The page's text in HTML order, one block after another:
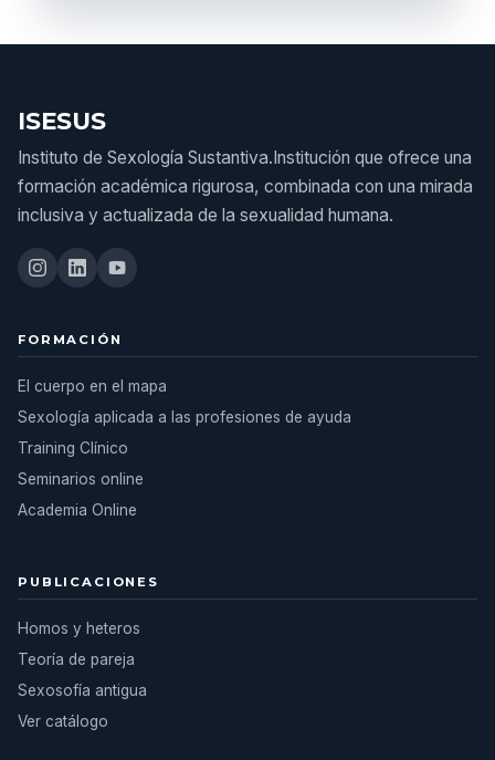
ISESUS
Instituto de Sexología Sustantiva.Institución que ofrece una
formación académica rigurosa, combinada con una mirada
inclusiva y actualizada de la sexualidad humana.
FORMACIÓN
El cuerpo en el mapa
Sexología aplicada a las profesiones de ayuda
Training Clínico
Seminarios online
Academia Online
PUBLICACIONES
Homos y heteros
Teoría de pareja
Sexosofía antigua
Ver catálogo